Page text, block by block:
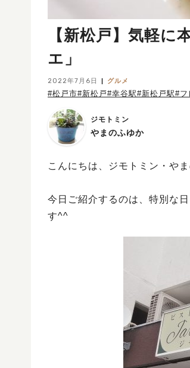
【新松戸】気軽
エ」
2022年7月6日 グルメ
#松戸市#新松戸#幸谷駅#新松戸駅#フ
ジモトミン
やまのふゆか
こんにちは、ジモトミン・やま
今日ご紹介するのは、特別な
す^^